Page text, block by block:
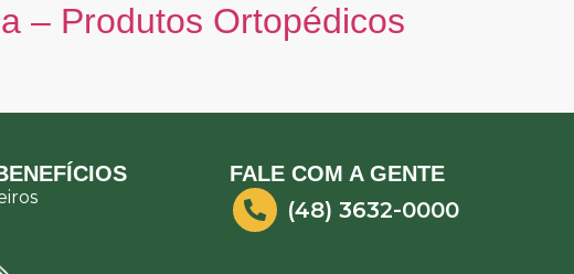
– Produtos Ortopédicos
FALE COM A GENTE
(48) 3632-0000